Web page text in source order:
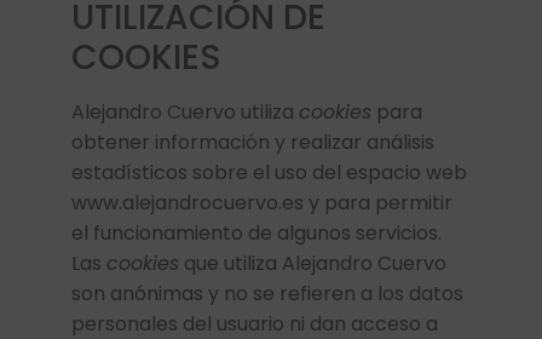
UTILIZACIÓN DE
COOKIES
Alejandro Cuervo utiliza cookies para
obtener información y realizar análisis
estadísticos sobre el uso del espacio web
www.alejandrocuervo.es y para permitir
el funcionamiento de algunos servicios.
Las cookies que utiliza Alejandro Cuervo
son anónimas y no se refieren a los datos
personales del usuario ni dan acceso a